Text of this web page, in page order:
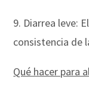
9. Diarrea leve:
consistencia de
Qué hacer para